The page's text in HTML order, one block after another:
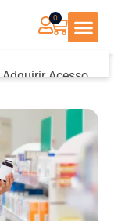
Adquirir Acesso
0